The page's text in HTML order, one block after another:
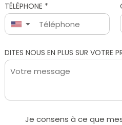
TÉLÉPHONE *
▼
Je consens à ce que